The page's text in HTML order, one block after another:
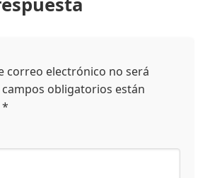
correo electrónico no será
campos obligatorios están
*